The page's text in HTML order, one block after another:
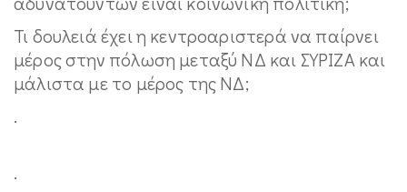
Τι δουλειά έχει η κεντροαριστερά να παίρνει
μέρος στην πόλωση μεταξύ ΝΔ και ΣΥΡΙΖΑ και
μάλιστα με το μέρος της ΝΔ;
.
.